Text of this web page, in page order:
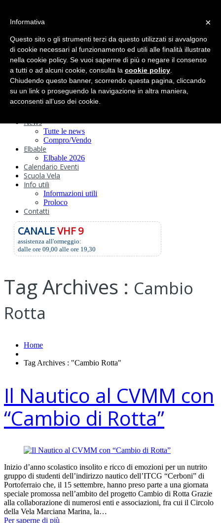
Circolo
Statuto e
Regolamenti
Storia
Ormeggi
Sede e Servizi
Attività
Safeguarding
News
Tutte le news
Compro/Vendo
Elbable
Elbable 2026
Calendario Eventi
Scuola Vela
Info utili
Informazioni utili
Proloco
Contatti
CANALEVHF 9
assistenza all'ormeggio:
dalle ore 09,00 alle ore 19,30
Tag Archives : Cambio
Rotta
Home
Tag Archives : "Cambio Rotta"
Il Nautico al CVMM con
“Cambio di Rotta”
Inizio d’anno scolastico insolito e ricco di emozioni per un nutrito
gruppo di studenti dell’indirizzo nautico dell’ITCG “Cerboni” di
Portoferraio che, il 15 settembre, hanno preso parte a una giornata
speciale promossa nell’ambito del progetto Cambio di Rotta Grazie
alla collaborazione di numerosi enti e associazioni, fra cui il Circolo
della Vela Marciana Marina, la…
Per saperne di più
×
Informativa
Questo sito o gli strumenti terzi da questo utilizzati si avvalgono
di cookie necessari al funzionamento ed utili alle finalità illustrate
nella cookie policy. Se vuoi saperne di più o negare il consenso
a tutti o ad alcuni cookie, consulta la cookie policy
Chiudendo questo banner, scorrendo questa pagina, cliccando
su un link o proseguendo la navigazione in altra maniera,
acconsenti all’uso dei cookie.